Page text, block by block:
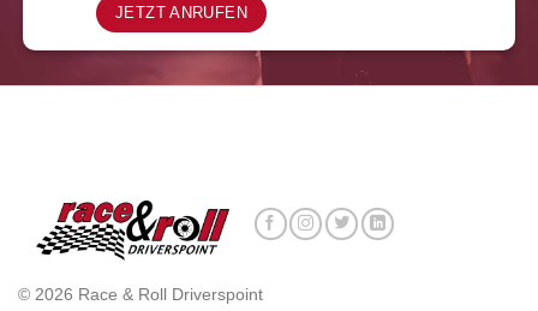
JETZT ANRUFEN
© 2026 Race & Roll Driverspoint